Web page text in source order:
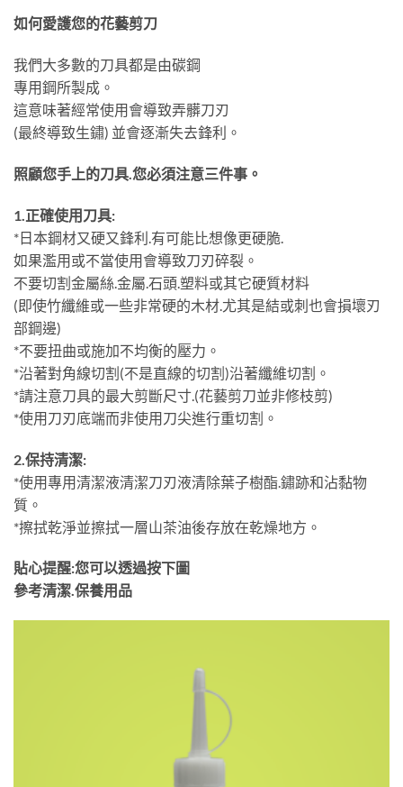
如何愛護您的花藝剪刀
我們大多數的刀具都是由碳鋼
專用鋼所製成。
這意味著經常使用會導致弄髒刀刃
(最終導致生鏽) 並會逐漸失去鋒利。
照顧您手上的刀具.您必須注意三件事。
1.正確使用刀具:
*日本鋼材又硬又鋒利.有可能比想像更硬脆.
如果濫用或不當使用會導致刀刃碎裂。
不要切割金屬絲.金屬.石頭.塑料或其它硬質材料
(即使竹纖維或一些非常硬的木材.尤其是結或刺也會損壞刃
部鋼邊)
*不要扭曲或施加不均衡的壓力。
*沿著對角線切割(不是直線的切割)沿著纖維切割。
*請注意刀具的最大剪斷尺寸.(花藝剪刀並非修枝剪)
*使用刀刃底端而非使用刀尖進行重切割。
2.保持清潔:
*使用專用清潔液清潔刀刃液清除葉子樹酯.鏽跡和沾黏物
質。
*擦拭乾淨並擦拭一層山茶油後存放在乾燥地方。
貼心提醒:您可以透過按下圖
參考清潔.保養用品